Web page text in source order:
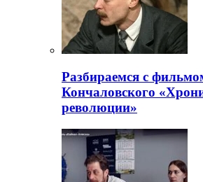
Разбираемся с
Кончаловского
революции»